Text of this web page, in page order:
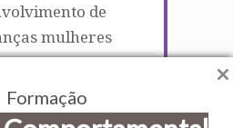
Formação
de
mulheres
da
no trabalho: